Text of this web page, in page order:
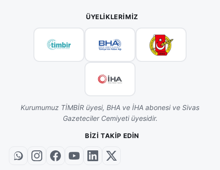
ÜYELIKLERIMIZ
Kurumumuz TİMBİR üyesi, BHA ve İHA abonesi ve Sivas
Gazeteciler Cemiyeti üyesidir.
BIZI TAKIP EDIN